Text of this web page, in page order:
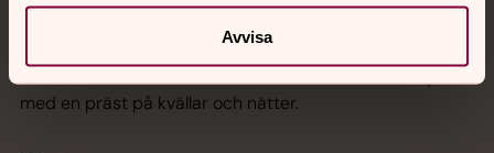
Avvisa
med en präst på kvällar och nätter.